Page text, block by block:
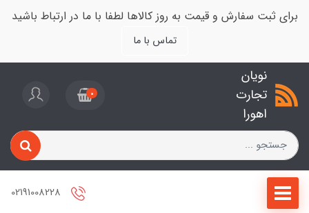
برای ثبت سفارش و قیمت به روز کالاها لطفا با ما در ارتباط باشید
تماس با ما
نویان
تجارت
اهورا
0